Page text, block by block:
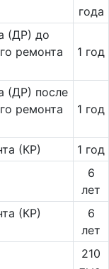
года
(ДР) до
ремонта
1 год
(ДР) после
ремонта
1 год
(КР)
1 год
6
лет
(КР)
6
лет
210